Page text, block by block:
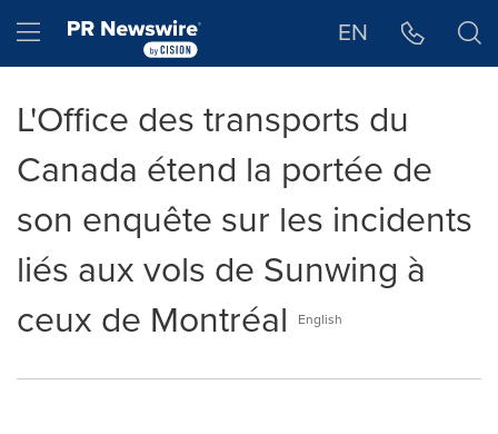
Hamburger menu EN
L'Office des transports du
Canada étend la portée de
son enquête sur les incidents
liés aux vols de Sunwing à
ceux de Montréal
English